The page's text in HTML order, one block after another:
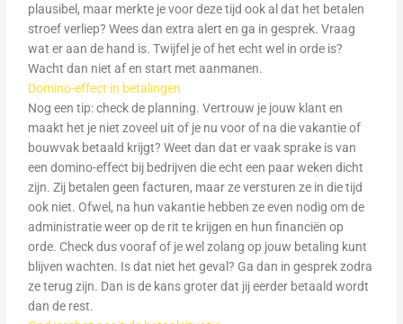
plausibel, maar merkte je voor deze tijd ook al dat het betalen
stroef verliep? Wees dan extra alert en ga in gesprek. Vraag
wat er aan de hand is. Twijfel je of het echt wel in orde is?
Wacht dan niet af en start met aanmanen.
Domino-effect in betalingen
Nog een tip: check de planning. Vertrouw je jouw klant en
maakt het je niet zoveel uit of je nu voor of na die vakantie of
bouwvak betaald krijgt? Weet dan dat er vaak sprake is van
een domino-effect bij bedrijven die echt een paar weken dicht
zijn. Zij betalen geen facturen, maar ze versturen ze in die tijd
ook niet. Ofwel, na hun vakantie hebben ze even nodig om de
administratie weer op de rit te krijgen en hun financiën op
orde. Check dus vooraf of je wel zolang op jouw betaling kunt
blijven wachten. Is dat niet het geval? Ga dan in gesprek zodra
ze terug zijn. Dan is de kans groter dat jij eerder betaald wordt
dan de rest.